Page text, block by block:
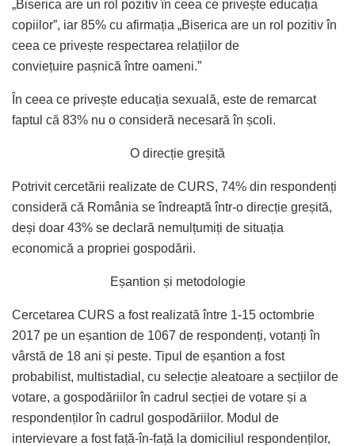
„Biserica are un rol pozitiv în ceea ce privește educația
copiilor”, iar 85% cu afirmația „Biserica are un rol pozitiv în
ceea ce privește respectarea relațiilor de
conviețuire pașnică între oameni.”
În ceea ce privește educația sexuală, este de remarcat
faptul că 83% nu o consideră necesară în școli.
O direcție greșită
Potrivit cercetării realizate de CURS, 74% din respondenți
consideră că România se îndreaptă într-o direcție greșită,
deși doar 43% se declară nemulțumiți de situația
economică a propriei gospodării.
Eșantion și metodologie
Cercetarea CURS a fost realizată între 1-15 octombrie
2017 pe un eșantion de 1067 de respondenți, votanți în
vârstă de 18 ani și peste. Tipul de eșantion a fost
probabilist, multistadial, cu selecție aleatoare a secțiilor de
votare, a gospodăriilor în cadrul secției de votare și a
respondenților în cadrul gospodăriilor. Modul de
intervievare a fost față-în-față la domiciliul respondenților,